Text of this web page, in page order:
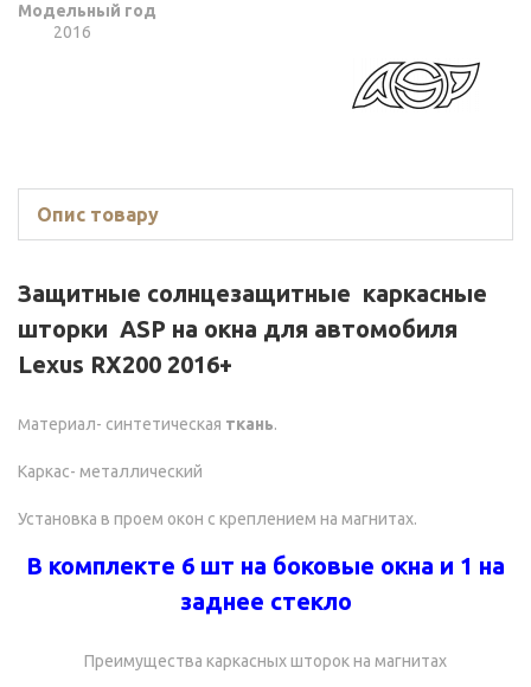
Модельный год
2016
Опис товару
Защитные солнцезащитные каркасные
шторки ASP на окна для автомобиля
Lexus RX200 2016+
Материал- синтетическая ткань.
Каркас- металлический
Установка в проем окон с креплением на магнитах.
В комплекте 6 шт на боковые окна и 1 на
заднее стекло
Преимущества каркасных шторок на магнитах